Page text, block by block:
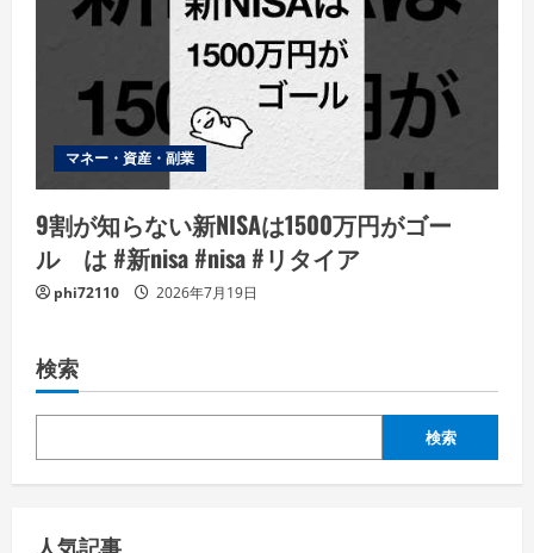
マネー・資産・副業
9割が知らない新NISAは1500万円がゴー
ル は #新nisa #nisa #リタイア
phi72110 2026年7月19日
検索
検索
人気記事